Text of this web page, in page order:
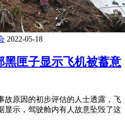
2022-05-18
黑匣子显示飞机被蓄意
故原因的初步评估的人士透露，飞
显示，驾驶舱内有人故意坠毁了这